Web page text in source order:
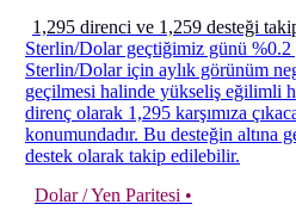
1,295 direnci ve 1,259 desteği
Sterlin/Dolar geçtiğimiz günü %0.2
Sterlin/Dolar için aylık görünüm
geçilmesi halinde yükseliş eğilimli
direnç olarak 1,295 karşımıza
konumundadır. Bu desteğin altına
destek olarak takip edilebilir.
Dolar / Yen Paritesi •